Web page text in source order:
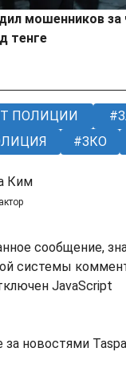
мошенников за
тенге
ПОЛИЦИИ
ЗКО
Ким
сообщение,
системы
JavaScript
за новостями